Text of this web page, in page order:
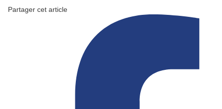
Partager cet article